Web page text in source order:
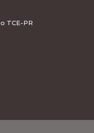
TCE-PR